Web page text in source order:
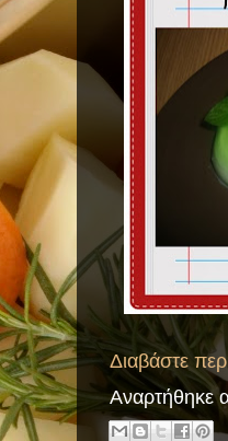
Διαβάστε
Αναρτήθηκε